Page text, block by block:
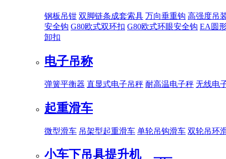
钢板吊钳 双脚链条成套索具 万向垂重钩 高强度吊
安全钩 G80欧式双环扣 G80欧式环眼安全钩 EA圆
卸扣
电子吊称
弹簧平衡器 直显式电子吊秤 耐高温电子秤 无线电
起重滑车
微型滑车 吊架型起重滑车 单轮吊钩滑车 双轮吊环
小车下吊具提升机